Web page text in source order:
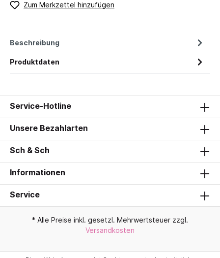
Zum Merkzettel hinzufügen
Beschreibung
Produktdaten
Service-Hotline
Unsere Bezahlarten
Sch & Sch
Informationen
Service
* Alle Preise inkl. gesetzl. Mehrwertsteuer zzgl.
Versandkosten